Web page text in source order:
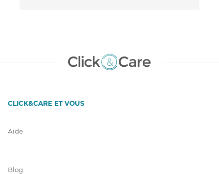
CLICK&CARE ET VOUS
Aide
Blog